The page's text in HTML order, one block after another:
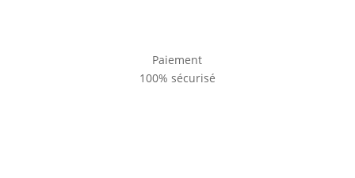
Paiement
100% sécurisé